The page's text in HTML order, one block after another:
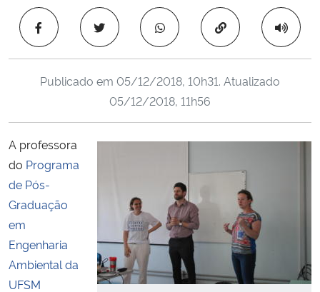
Ministério da Cidadania
Ministério de Minas e Energia
Ministério da Ciência, Tecnologia, Inovações e Comunicações
Ministério do Meio Ambiente
Ministério do Turismo
Ministério do Desenvolvimento Regional
Copiar para área
Publicado em 05/12/2018, 10h31. Atualizado
05/12/2018, 11h56
A professora
do Programa
de Pós-
Graduação
em
Engenharia
Ambiental da
UFSM